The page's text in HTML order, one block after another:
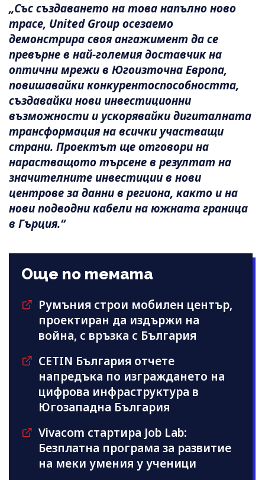
„Със създаването на това напълно ново
трасе, United Group осезаемо
демонстрира своя ангажимент да се
превърне в най-големия доставчик на
оптични мрежи в Югоизточна Европа,
повишавайки конкурентоспособността,
създавайки нови инвестиционни
възможности и ускорявайки дигиталната
трансформация на всички участващи
страни. Проектът ще отговори на
нарастващото търсене в резултат на
значителните инвестиции в нови
центрове за данни в региона, както и на
нови подводни кабели на южната граница
в Гърция.“
Още по темата
Румъния строи мобилен център,
проектиран да издържи на
война, с връзка с България
CETIN България отчете
напредъка по изграждането на
цифрова инфраструктура в
Югозападна България
Vivacom стартира Job Lab:
Безплатна програма за развитие
на меки умения у ученици